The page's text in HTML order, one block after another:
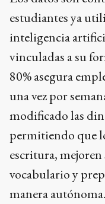
estudiantes ya
inteligencia
vinculadas a su
80% asegura
una vez por
modificado las
permitiendo que
escritura,
vocabulario y
manera autónoma.